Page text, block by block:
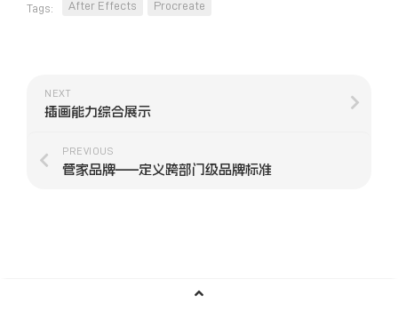
Tags: After Effects Procreate
NEXT
插画能力综合展示
PREVIOUS
管家品牌——定义跨部门级品牌标准